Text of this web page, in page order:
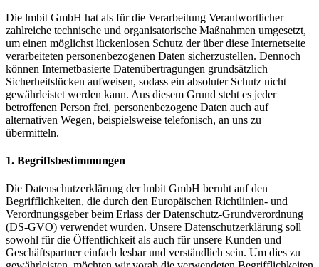
Die lmbit GmbH hat als für die Verarbeitung Verantwortlicher
zahlreiche technische und organisatorische Maßnahmen umgesetzt,
um einen möglichst lückenlosen Schutz der über diese Internetseite
verarbeiteten personenbezogenen Daten sicherzustellen. Dennoch
können Internetbasierte Datenübertragungen grundsätzlich
Sicherheitslücken aufweisen, sodass ein absoluter Schutz nicht
gewährleistet werden kann. Aus diesem Grund steht es jeder
betroffenen Person frei, personenbezogene Daten auch auf
alternativen Wegen, beispielsweise telefonisch, an uns zu
übermitteln.
1. Begriffsbestimmungen
Die Datenschutzerklärung der lmbit GmbH beruht auf den
Begrifflichkeiten, die durch den Europäischen Richtlinien- und
Verordnungsgeber beim Erlass der Datenschutz-Grundverordnung
(DS-GVO) verwendet wurden. Unsere Datenschutzerklärung soll
sowohl für die Öffentlichkeit als auch für unsere Kunden und
Geschäftspartner einfach lesbar und verständlich sein. Um dies zu